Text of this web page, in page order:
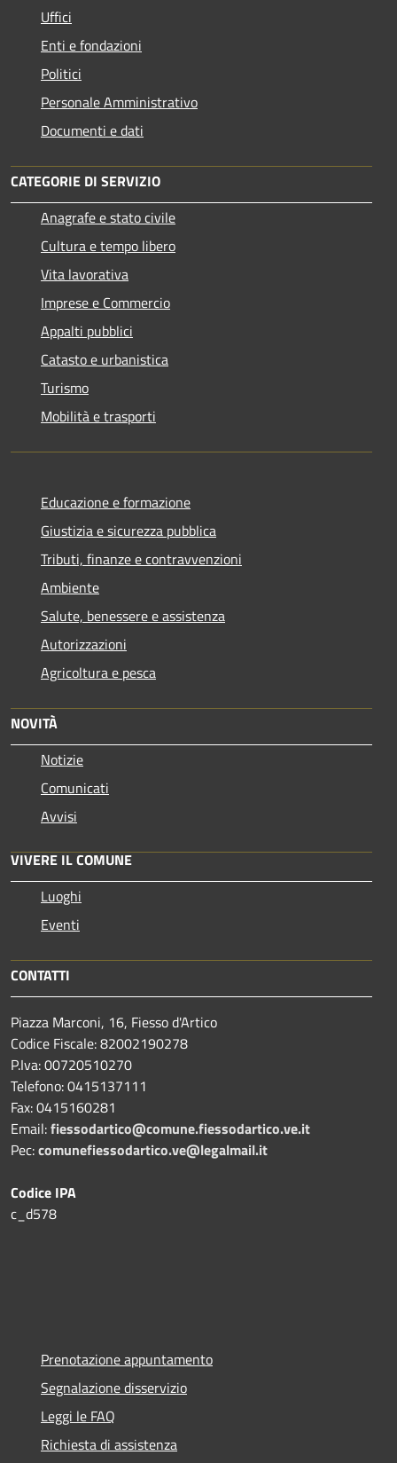
Uffici
Enti e fondazioni
Politici
Personale Amministrativo
Documenti e dati
CATEGORIE DI SERVIZIO
Anagrafe e stato civile
Cultura e tempo libero
Vita lavorativa
Imprese e Commercio
Appalti pubblici
Catasto e urbanistica
Turismo
Mobilità e trasporti
Educazione e formazione
Giustizia e sicurezza pubblica
Tributi, finanze e contravvenzioni
Ambiente
Salute, benessere e assistenza
Autorizzazioni
Agricoltura e pesca
NOVITÀ
Notizie
Comunicati
Avvisi
VIVERE IL COMUNE
Luoghi
Eventi
CONTATTI
Piazza Marconi, 16, Fiesso d'Artico
Codice Fiscale: 82002190278
P.Iva: 00720510270
Telefono:0415137111
Fax:0415160281
Email:fiessodartico@comune.fiessodartico.ve.it
Pec:comunefiessodartico.ve@legalmail.it
Codice IPA
c_d578
Prenotazione appuntamento
Segnalazione disservizio
Leggi le FAQ
Richiesta di assistenza